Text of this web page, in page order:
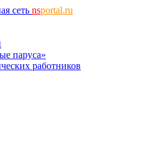
сеть nsportal.ru
паруса»
работников